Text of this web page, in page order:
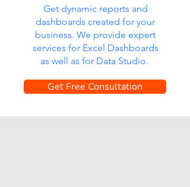
Get dynamic reports and
dashboards created for your
business. We provide expert
services for Excel Dashboards
as well as for Data Studio.
Get Free Consultation